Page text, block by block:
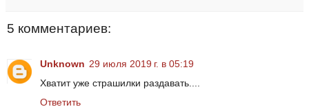
5 комментариев:
Unknown 29 июля 2019 г. в 05:19
Хватит уже страшилки раздавать....
Ответить